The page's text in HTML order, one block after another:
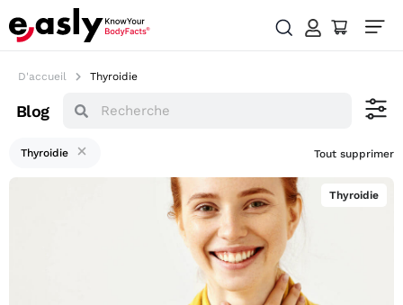
D'accueil Thyroidie
Blog
Thyroidie Tout supprimer
Thyroidie